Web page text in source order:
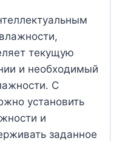
текущую
и необходимый
С
установить
и
заданное